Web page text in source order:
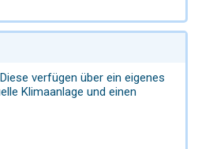
verfügen über ein eigenes
Klimaanlage und einen